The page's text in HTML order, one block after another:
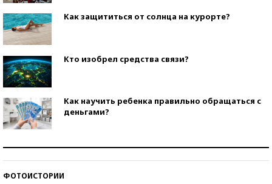
Как защититься от солнца на курорте?
Кто изобрел средства связи?
Как научить ребенка правильно обращаться с
деньгами?
ФОТОИСТОРИИ